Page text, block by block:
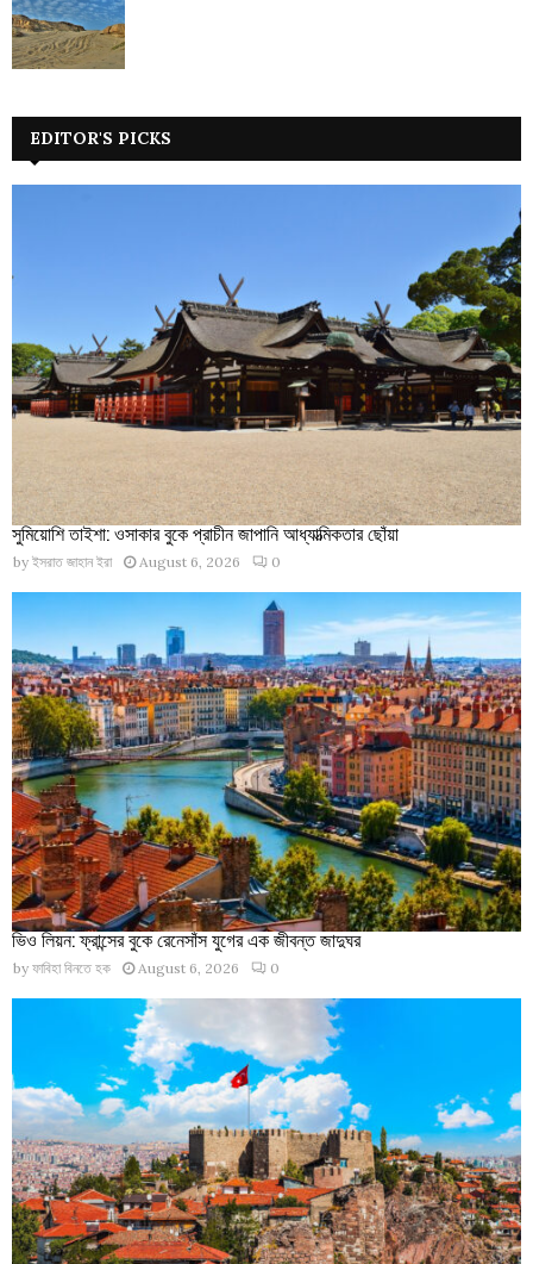
EDITOR'S PICKS
সুমিয়োশি তাইশা: ওসাকার বুকে প্রাচীন জাপানি আধ্যাত্মিকতার ছোঁয়া
by ইসরাত জাহান ইরা August 6, 2026 0
ভিও লিয়ন: ফ্রান্সের বুকে রেনেসাঁস যুগের এক জীবন্ত জাদুঘর
by ফাবিহা বিনতে হক August 6, 2026 0